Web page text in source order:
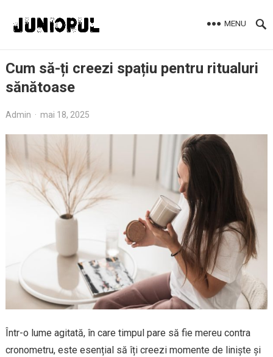
MENU
Cum să-ți creezi spațiu pentru ritualuri
sănătoase
Admin · mai 18, 2025
Într-o lume agitată, în care timpul pare să fie mereu contra
cronometru, este esențial să îți creezi momente de liniște și